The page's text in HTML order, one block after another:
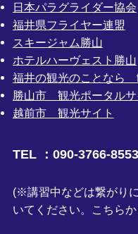
日本パラグライダー協会
福井県フライヤー連盟
スキージャム勝山
ホテルハーヴェスト勝山
福井の観光のことなら
勝山市 観光ポータルサ
越前市 観光サイト
TEL ：090-3766-8553
(※講習中などは繋がり
いてください。こちら